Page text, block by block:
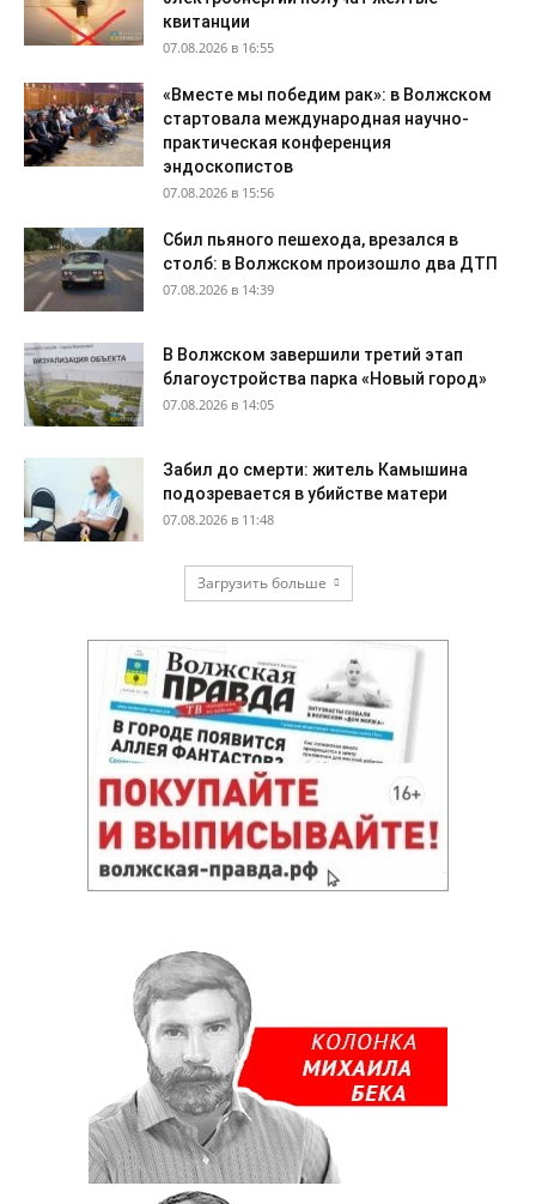
квитанции
07.08.2026 в 16:55
«Вместе мы победим рак»: в Волжском
стартовала международная научно-
практическая конференция
эндоскопистов
07.08.2026 в 15:56
Сбил пьяного пешехода, врезался в
столб: в Волжском произошло два ДТП
07.08.2026 в 14:39
В Волжском завершили третий этап
благоустройства парка «Новый город»
07.08.2026 в 14:05
Забил до смерти: житель Камышина
подозревается в убийстве матери
07.08.2026 в 11:48
Загрузить больше